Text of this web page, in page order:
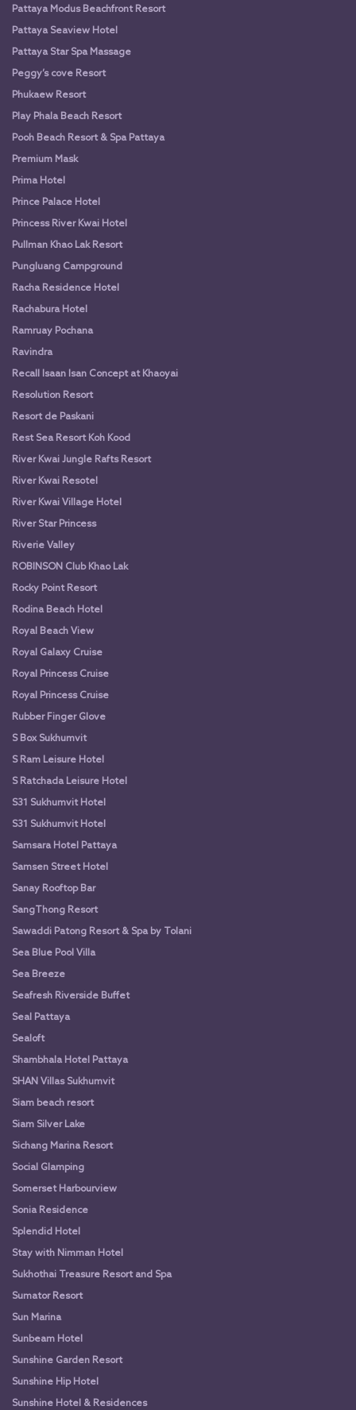
Pattaya Modus Beachfront Resort
Pattaya Seaview Hotel
Pattaya Star Spa Massage
Peggy’s cove Resort
Phukaew Resort
Play Phala Beach Resort
Pooh Beach Resort & Spa Pattaya
Premium Mask
Prima Hotel
Prince Palace Hotel
Princess River Kwai Hotel
Pullman Khao Lak Resort
Pungluang Campground
Racha Residence Hotel
Rachabura Hotel
Ramruay Pochana
Ravindra
Recall Isaan Isan Concept at Khaoyai
Resolution Resort
Resort de Paskani
Rest Sea Resort Koh Kood
River Kwai Jungle Rafts Resort
River Kwai Resotel
River Kwai Village Hotel
River Star Princess
Riverie Valley
ROBINSON Club Khao Lak
Rocky Point Resort
Rodina Beach Hotel
Royal Beach View
Royal Galaxy Cruise
Royal Princess Cruise
Royal Princess Cruise
Rubber Finger Glove
S Box Sukhumvit
S Ram Leisure Hotel
S Ratchada Leisure Hotel
S31 Sukhumvit Hotel
S31 Sukhumvit Hotel
Samsara Hotel Pattaya
Samsen Street Hotel
Sanay Rooftop Bar
SangThong Resort
Sawaddi Patong Resort & Spa by Tolani
Sea Blue Pool Villa
Sea Breeze
Seafresh Riverside Buffet
Seal Pattaya
Sealoft
Shambhala Hotel Pattaya
SHAN Villas Sukhumvit
Siam beach resort
Siam Silver Lake
Sichang Marina Resort
Social Glamping
Somerset Harbourview
Sonia Residence
Splendid Hotel
Stay with Nimman Hotel
Sukhothai Treasure Resort and Spa
Sumator Resort
Sun Marina
Sunbeam Hotel
Sunshine Garden Resort
Sunshine Hip Hotel
Sunshine Hotel & Residences